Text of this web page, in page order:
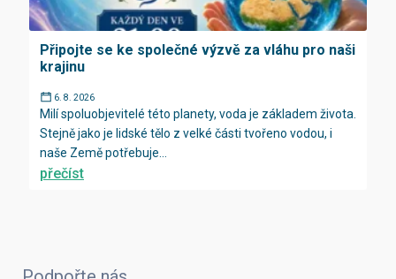
Připojte se ke společné výzvě za vláhu pro naši
krajinu
6. 8. 2026
Milí spoluobjevitelé této planety, voda je základem života.
Stejně jako je lidské tělo z velké části tvořeno vodou, i
naše Země potřebuje...
přečíst